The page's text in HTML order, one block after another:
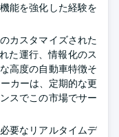
能を強化した経験を
カスタマイズされた
た運行、情報化のス
高度の自動車特徴そ
カーは、定期的な更
スでこの市場でサー
要なリアルタイムデ